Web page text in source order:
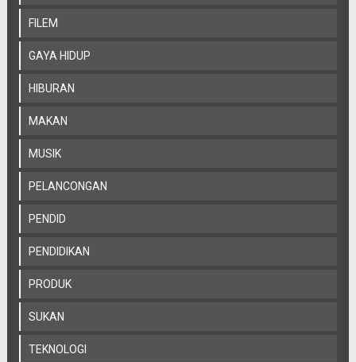
FILEM
GAYA HIDUP
HIBURAN
MAKAN
MUSIK
PELANCONGAN
PENDID
PENDIDIKAN
PRODUK
SUKAN
TEKNOLOGI